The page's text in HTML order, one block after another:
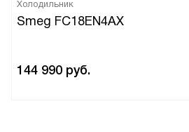
Холодильник
Smeg FC18EN4AX
144 990 руб.